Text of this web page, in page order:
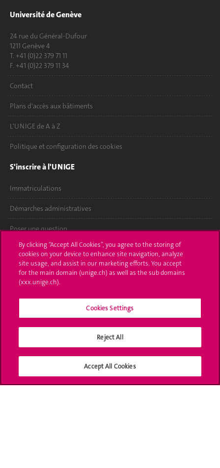
Université de Genève
24 rue du Général-Dufour
1211 Genève 4
T. +41 (0)22 379 71 11
F. +41 (0)22 379 11 34
Contact
Plans d'accès aux bâtiments
L'UNIGE de A à Z
Politique et configuration des cookies
S'inscrire à l'UNIGE
Immatriculations
Démarches administratives
Poser une question
L'UNIGE vous informe
UNIGE Mobile
Bibliothèque
Médias sociaux UNIGE
By clicking “Accept All Cookies”, you agree to the storing of
cookies on your device to enhance site navigation, analyze
site usage, and assist in our marketing efforts. You accept
for the main domain (unige.ch) as well as the sub domains
(xxx.unige.ch).
Cookies Settings
Reject All
Accept All Cookies